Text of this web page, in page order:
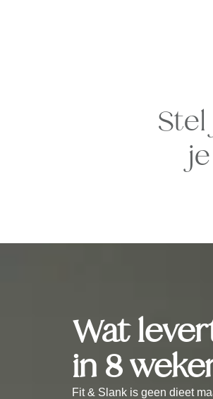
Stel
Wat
in 8
Fit & Slank is geen dieet